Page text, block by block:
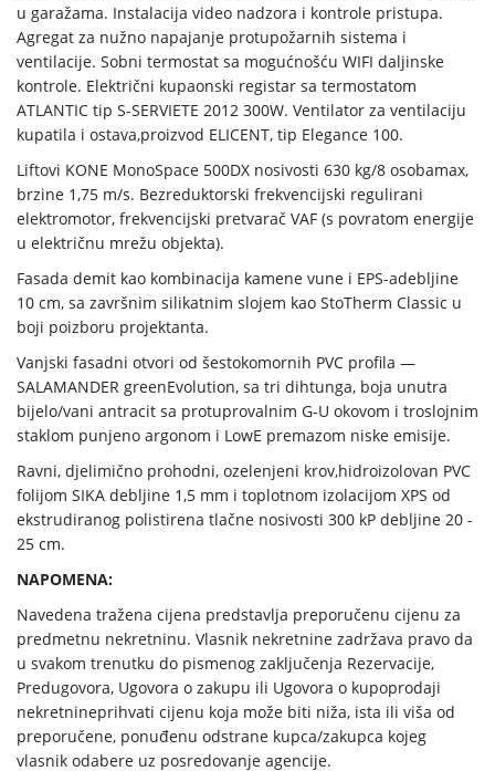
u garažama. Instalacija video nadzora i kontrole pristupa.
Agregat za nužno napajanje protupožarnih sistema i
ventilacije. Sobni termostat sa mogućnošću WIFI daljinske
kontrole. Električni kupaonski registar sa termostatom
ATLANTIC tip S-SERVIETE 2012 300W. Ventilator za ventilaciju
kupatila i ostava,proizvod ELICENT, tip Elegance 100.
Liftovi KONE MonoSpace 500DX nosivosti 630 kg/8 osobamax,
brzine 1,75 m/s. Bezreduktorski frekvencijski regulirani
elektromotor, frekvencijski pretvarač VAF (s povratom energije
u električnu mrežu objekta).
Fasada demit kao kombinacija kamene vune i EPS-adebljine
10 cm, sa završnim silikatnim slojem kao StoTherm Classic u
boji poizboru projektanta.
Vanjski fasadni otvori od šestokomornih PVC profila —
SALAMANDER greenEvolution, sa tri dihtunga, boja unutra
bijelo/vani antracit sa protuprovalnim G-U okovom i troslojnim
staklom punjeno argonom i LowE premazom niske emisije.
Ravni, djelimično prohodni, ozelenjeni krov,hidroizolovan PVC
folijom SIKA debljine 1,5 mm i toplotnom izolacijom XPS od
ekstrudiranog polistirena tlačne nosivosti 300 kP debljine 20 -
25 cm.
NAPOMENA:
Navedena tražena cijena predstavlja preporučenu cijenu za
predmetnu nekretninu. Vlasnik nekretnine zadržava pravo da
u svakom trenutku do pismenog zaključenja Rezervacije,
Predugovora, Ugovora o zakupu ili Ugovora o kupoprodaji
nekretnineprihvati cijenu koja može biti niža, ista ili viša od
preporučene, ponuđenu odstrane kupca/zakupca kojeg
vlasnik odabere uz posredovanje agencije.